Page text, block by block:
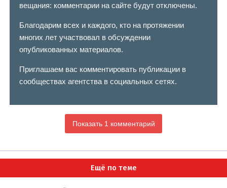
вещания: комментарии на сайте будут отключены.
Благодарим всех и каждого, кто на протяжении
многих лет участвовал в обсуждении
опубликованных материалов.
Приглашаем вас комментировать публикации в
сообществах агентства в социальных сетях.
Показать 1 комментарий
Ещё по теме